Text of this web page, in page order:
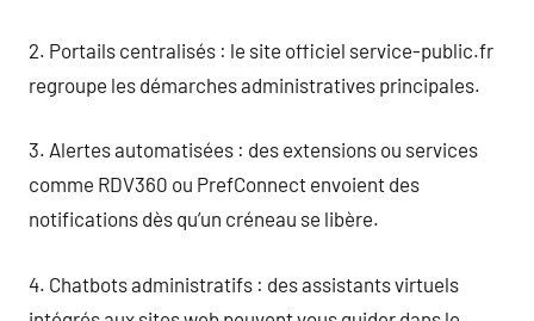
2. Portails centralisés : le site officiel service-public.fr
regroupe les démarches administratives principales.
3. Alertes automatisées : des extensions ou services
comme RDV360 ou PrefConnect envoient des
notifications dès qu’un créneau se libère.
4. Chatbots administratifs : des assistants virtuels